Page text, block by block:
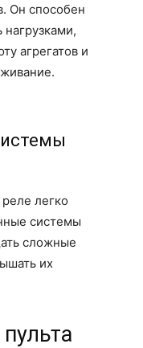
Он способен
нагрузками,
агрегатов и
легко
системы
сложные
их